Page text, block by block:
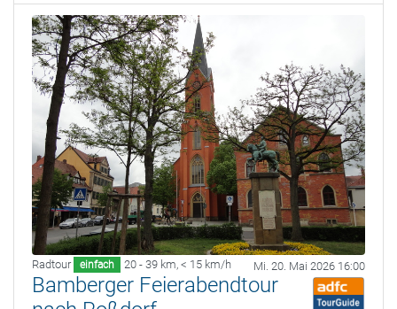
Radtour einfach 20 - 39 km, < 15 km/h Mi. 20. Mai 2026 16:00
Bamberger Feierabendtour